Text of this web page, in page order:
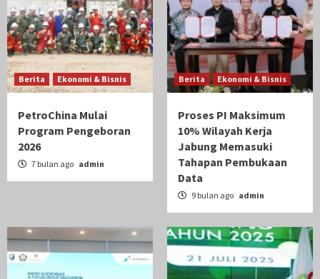
Berita Ekonomi & Bisnis
PetroChina Mulai
Program Pengeboran
2026
7 bulan ago admin
Berita Ekonomi & Bisnis
Proses PI Maksimum
10% Wilayah Kerja
Jabung Memasuki
Tahapan Pembukaan
Data
9 bulan ago admin